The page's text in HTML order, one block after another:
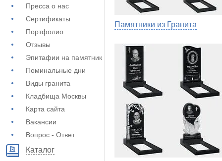
Пресса о нас
Сертификаты
Портфолио
Отзывы
Эпитафии на памятник
Поминальные дни
Виды гранита
Кладбища Москвы
Карта сайта
Вакансии
Вопрос - Ответ
Каталог
Памятники из Гранита